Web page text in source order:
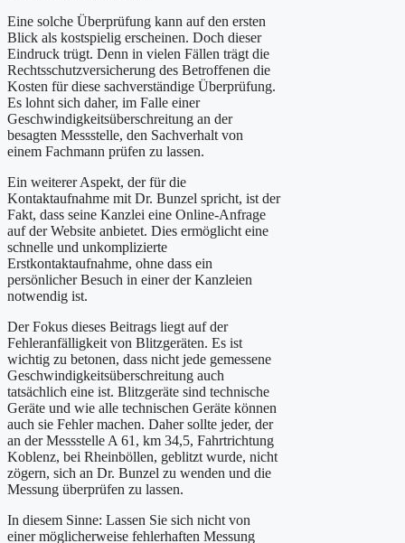
Eine solche Überprüfung kann auf den ersten
Blick als kostspielig erscheinen. Doch dieser
Eindruck trügt. Denn in vielen Fällen trägt die
Rechtsschutzversicherung des Betroffenen die
Kosten für diese sachverständige Überprüfung.
Es lohnt sich daher, im Falle einer
Geschwindigkeitsüberschreitung an der
besagten Messstelle, den Sachverhalt von
einem Fachmann prüfen zu lassen.
Ein weiterer Aspekt, der für die
Kontaktaufnahme mit Dr. Bunzel spricht, ist der
Fakt, dass seine Kanzlei eine Online-Anfrage
auf der Website anbietet. Dies ermöglicht eine
schnelle und unkomplizierte
Erstkontaktaufnahme, ohne dass ein
persönlicher Besuch in einer der Kanzleien
notwendig ist.
Der Fokus dieses Beitrags liegt auf der
Fehleranfälligkeit von Blitzgeräten. Es ist
wichtig zu betonen, dass nicht jede gemessene
Geschwindigkeitsüberschreitung auch
tatsächlich eine ist. Blitzgeräte sind technische
Geräte und wie alle technischen Geräte können
auch sie Fehler machen. Daher sollte jeder, der
an der Messstelle A 61, km 34,5, Fahrtrichtung
Koblenz, bei Rheinböllen, geblitzt wurde, nicht
zögern, sich an Dr. Bunzel zu wenden und die
Messung überprüfen zu lassen.
In diesem Sinne: Lassen Sie sich nicht von
einer möglicherweise fehlerhaften Messung